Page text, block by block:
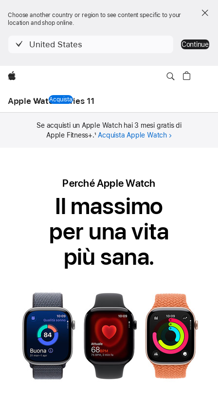
Choose another country or region to see content specific to your
location and shop online.
United States Continue
Apple
Apple Watch Series 11
Navigazione
locale
AcquistaApple Watch Series 11
Se acquisti un Apple Watch hai 3 mesi gratis di
Apple Fitness+.1 Acquista Apple Watch
Perché Apple Watch
Il massimo
per una vita
più sana.